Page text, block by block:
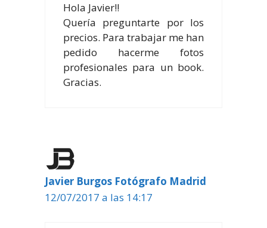
Hola Javier!!
Quería preguntarte por los
precios. Para trabajar me han
pedido hacerme fotos
profesionales para un book.
Gracias.
Javier Burgos Fotógrafo Madrid
12/07/2017 a las 14:17